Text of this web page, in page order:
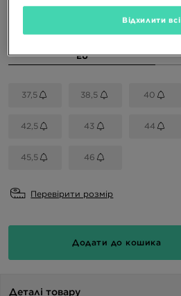
Сірий
EU
37,5 38,5 40
42,5 43 44
45,5 46
Перевірити розмір
Додати до кошика
Деталі товару
Відхилити всі